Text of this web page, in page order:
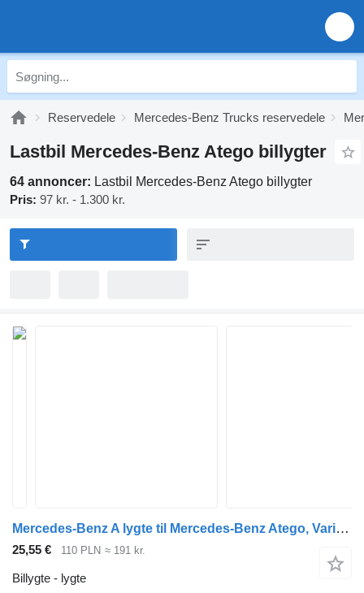
Reservedele Mercedes-Benz Trucks reservedele
Lastbil Mercedes-Benz Atego billygter
64 annoncer: Lastbil Mercedes-Benz Atego billygter
Pris: 97 kr. - 1.300 kr.
Mercedes-Benz A lygte til Mercedes-Benz Atego, Vario lastbil
25,55 € 110 PLN ≈ 191 kr.
Billygte - lygte